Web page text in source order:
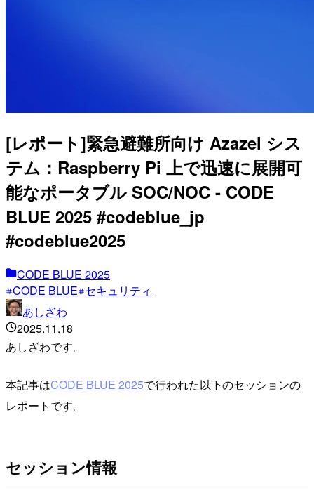
[レポート]緊急避難所向け Azazel シス
テム：Raspberry Pi 上で迅速に展開可
能なポータブル SOC/NOC - CODE
BLUE 2025 #codeblue_jp
#codeblue2025
CODE BLUE 2025
CODE BLUE セキュリティ
あしざわ
2025.11.18
あしざわです。
本記事はCODE BLUE 2025で行われた以下のセッションの
レポートです。
セッション情報